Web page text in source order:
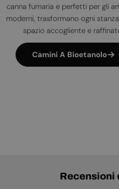
canna fumaria e perfetti per gli
moderni, trasformano ogni
spazio accogliente e
Camini A Bioetanolo
Recensioni